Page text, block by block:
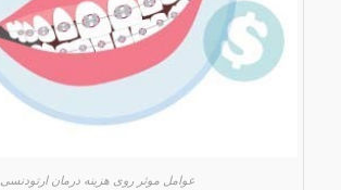
عوامل موثر روی هزینه درمان ارتودنسی